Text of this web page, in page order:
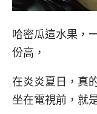
哈密瓜這水果，
份高，
在炎炎夏日，真
坐在電視前，就